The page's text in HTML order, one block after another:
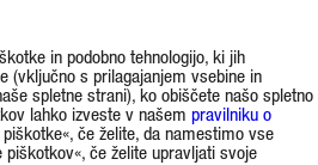
in podobno tehnologijo, ki jih
(vključno s prilagajanjem vsebine in
spletne strani), ko obiščete našo spletno
lahko izveste v našem pravilniku o
če želite, da namestimo vse
če želite upravljati svoje